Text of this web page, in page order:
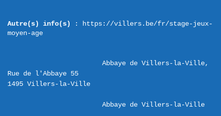
Autre(s) info(s)
: https://villers.be/fr/stage-jeux-
moyen-age
Abbaye de Villers-la-Ville,
Rue de l'Abbaye 55
Abbaye de Villers-la-Ville